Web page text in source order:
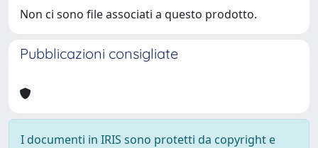
Non ci sono file associati a questo prodotto.
Pubblicazioni consigliate
I documenti in IRIS sono protetti da copyright e